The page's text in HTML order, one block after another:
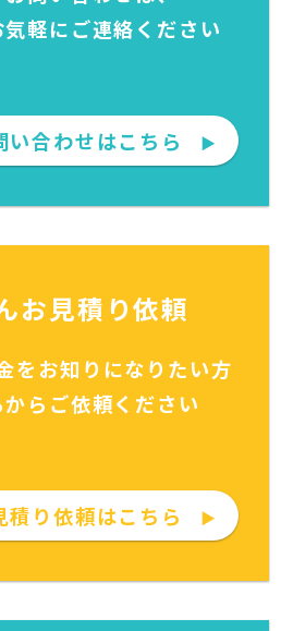
軽にご連絡ください
い合わせはこちら ▶
お見積り依頼
をお知りになりたい方
らご依頼ください
積り依頼はこちら ▶